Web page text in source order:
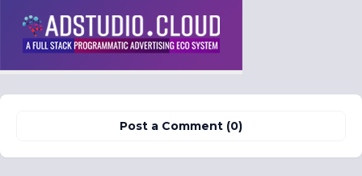
Post a Comment (0)